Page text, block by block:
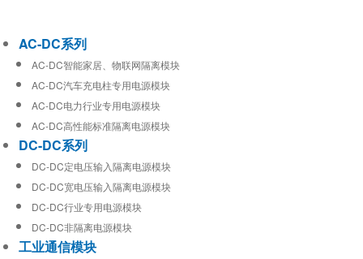
AC-DC系列
AC-DC智能家居、物联网隔离模块
AC-DC汽车充电柱专用电源模块
AC-DC电力行业专用电源模块
AC-DC高性能标准隔离电源模块
DC-DC系列
DC-DC定电压输入隔离电源模块
DC-DC宽电压输入隔离电源模块
DC-DC行业专用电源模块
DC-DC非隔离电源模块
工业通信模块